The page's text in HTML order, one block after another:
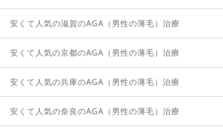
安くて人気の滋賀のAGA（男性の薄毛）治療
安くて人気の京都のAGA（男性の薄毛）治療
安くて人気の兵庫のAGA（男性の薄毛）治療
安くて人気の奈良のAGA（男性の薄毛）治療